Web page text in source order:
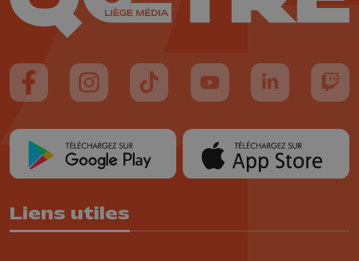
Suivez-nous sur FaceBook
Suivez-nous sur Instagram
Suivez-nous sur TikTok
Suivez-nous sur YouTube
Suivez-nous
Liens utiles